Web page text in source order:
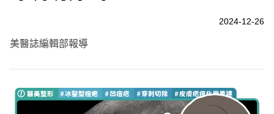
2024-12-26
美醫誌編輯部報導